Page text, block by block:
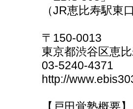
（JR恵比寿駅東
〒150-0013
東京都渋谷区恵
03-5240-4371
http://
【戸田覚塾概要】